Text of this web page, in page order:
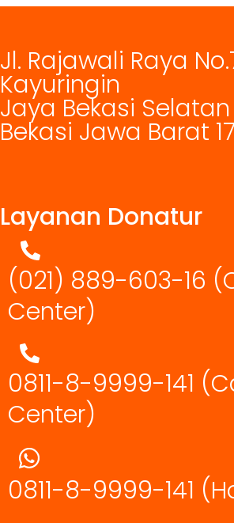
Jl. Rajawali Raya
Kayuringin
Jaya Bekasi
Bekasi Jawa Barat
Layanan Donatur
(021) 889-603-16
Center)
0811-8-9999-141
Center)
0811-8-9999-141